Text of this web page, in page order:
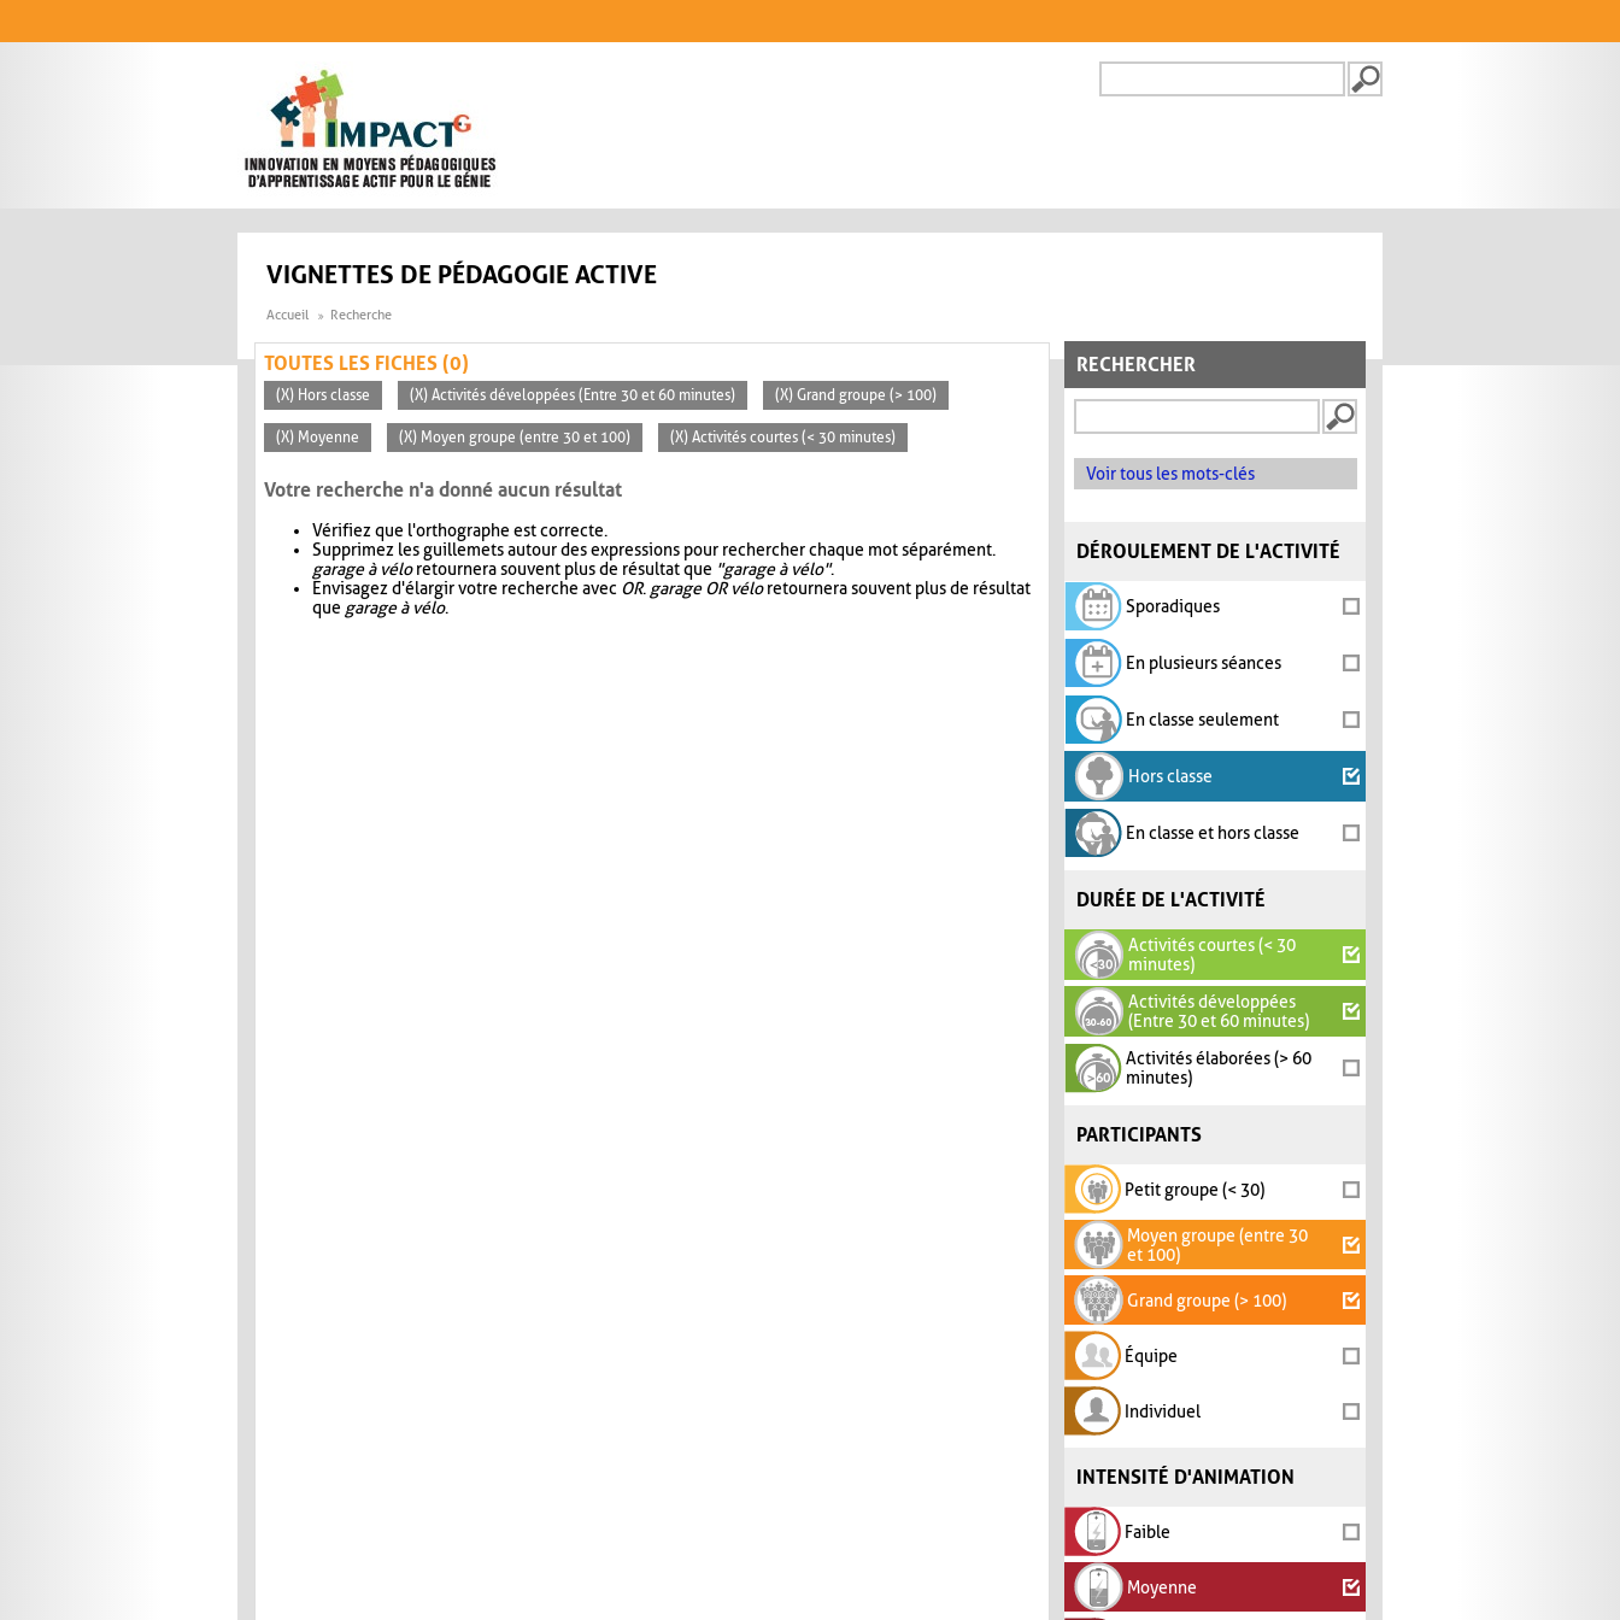
FORMULAIRE DE
VIGNETTES DE PÉDAGOGIE ACTIVE
Accueil Recherche
RECHERCHER
Voir tous les mots-clés
DÉROULEMENT DE L'ACTIVITÉ
Sporadiques
En plusieurs séances
En classe seulement
Hors classe
En classe et hors classe
DURÉE DE L'ACTIVITÉ
Activités courtes (< 30
minutes)
Activités développées
(Entre 30 et 60 minutes)
Activités élaborées (> 60
minutes)
PARTICIPANTS
Petit groupe (< 30)
Moyen groupe (entre 30
et 100)
Grand groupe (> 100)
Équipe
Individuel
INTENSITÉ D'ANIMATION
Faible
Moyenne
TOUTES LES FICHES (0)
(X) Hors classe (X) Activités développées (Entre 30 et 60 minutes) (X) Grand groupe (> 100)
(X) Moyenne (X) Moyen groupe (entre 30 et 100) (X) Activités courtes (< 30 minutes)
Votre recherche n'a donné aucun résultat
Vérifiez que l'orthographe est correcte.
Supprimez les guillemets autour des expressions pour rechercher chaque mot séparément.
garage à véloretournera souvent plus de résultat que "garage à vélo".
Envisagez d'élargir votre recherche avec OR. garage OR véloretournera souvent plus de résultat
que garage à vélo.